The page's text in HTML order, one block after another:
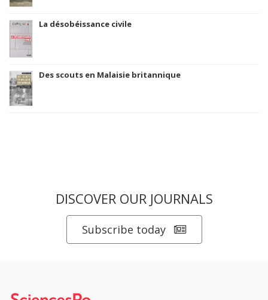
La désobéissance civile
Des scouts en Malaisie britannique
DISCOVER OUR JOURNALS
Subscribe today